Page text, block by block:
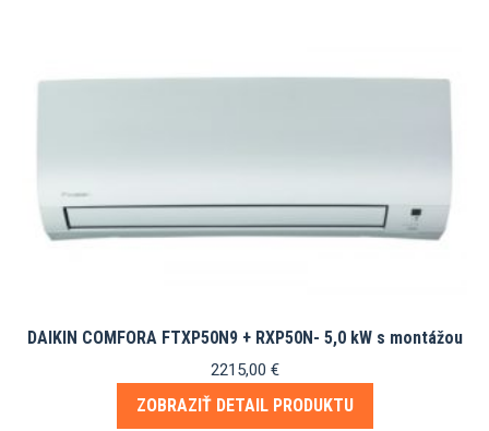
DAIKIN COMFORA FTXP50N9 + RXP50N- 5,0 kW s montážou
2215,00 €
ZOBRAZIŤ DETAIL PRODUKTU